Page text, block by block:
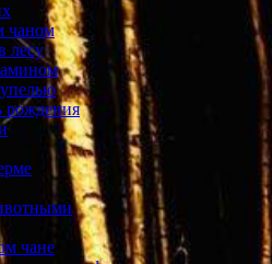
чаном
лесу
рождения
чане